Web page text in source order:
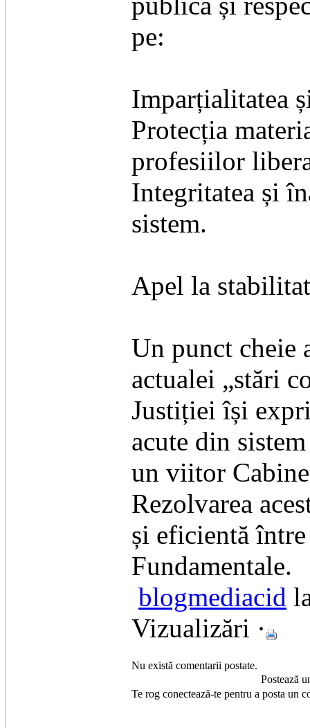
pe:
​Imparțialitatea
​Protecția
profesiilor
​Integritatea și
sistem.
​Apel la
​Un punct cheie
actualei „stări
Justiției își
acute din
un viitor
Rezolvarea
și eficientă
Fundamentale.
blogmediacid
Vizualizări ·
Nu există comentarii postate.
Postează
Te rog conectează-te pentru a posta un